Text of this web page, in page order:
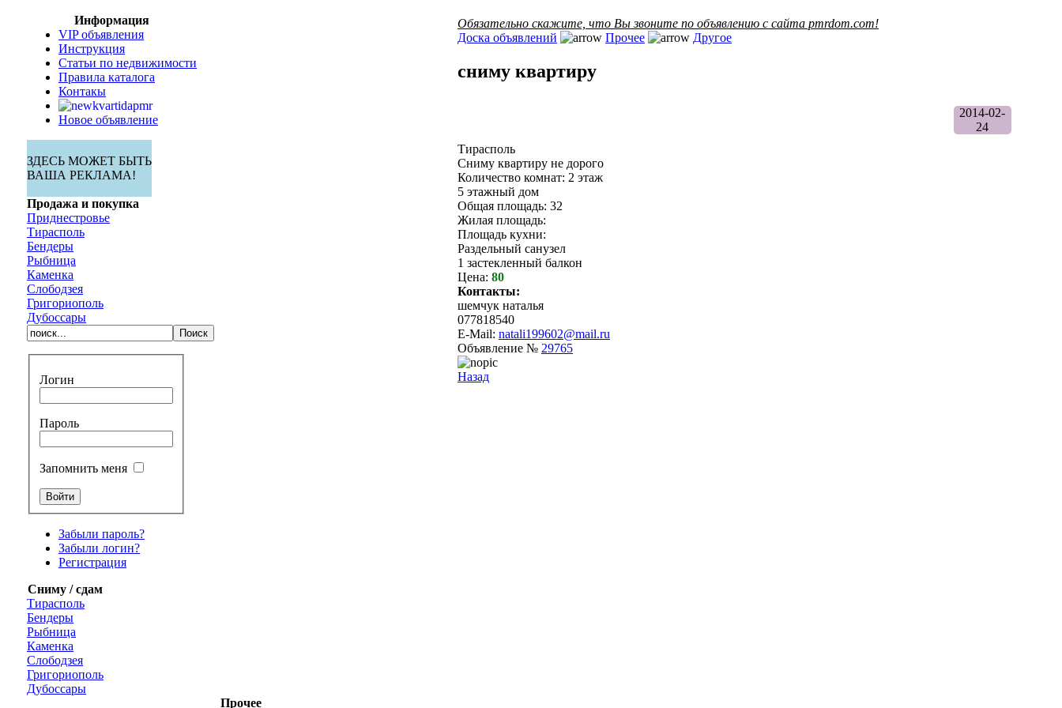
Информация
VIP объявления
Инструкция
Статьи по недвижимости
Правила каталога
Контакы
Новое объявление
ЗДЕСЬ МОЖЕТ БЫТЬ
ВАША РЕКЛАМА!
Продажа и покупка
Приднестровье
Тирасполь
Бендеры
Рыбница
Каменка
Слободзея
Григориополь
Дубоссары
Логин
Пароль
Запомнить меня
Забыли пароль?
Забыли логин?
Регистрация
Сниму / сдам
Тирасполь
Бендеры
Рыбница
Каменка
Слободзея
Григориополь
Дубоссары
Прочее
Обязательно скажите, что Вы звоните по объявлению с сайта pmrdom.com!
Доска объявлений
Прочее Другое
сниму квартиру
2014-02-
24
Тирасполь
Сниму квартиру не дорого
Количество комнат: 2 этаж
5 этажный дом
Общая площадь: 32
Жилая площадь:
Площадь кухни:
Раздельный санузел
1 застекленный балкон
Цена: 80
Контакты:
шемчук наталья
077818540
E-Mail: natali199602@mail.ru
Объявление № 29765
Назад